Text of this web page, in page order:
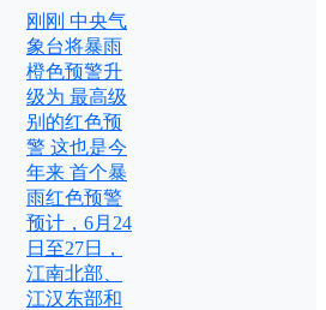
刚刚 中央气
象台将暴雨
橙色预警升
级为 最高级
别的红色预
警 这也是今
年来 首个暴
雨红色预警
预计，6月24
日至27日，
江南北部、
江汉东部和